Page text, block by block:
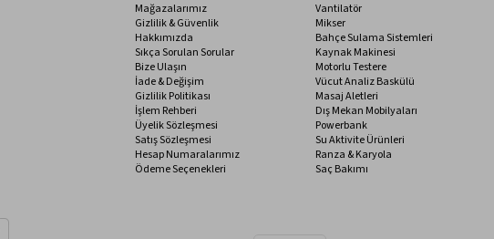
Mağazalarımız
Gizlilik & Güvenlik
Hakkımızda
Sıkça Sorulan Sorular
Bize Ulaşın
İade & Değişim
Gizlilik Politikası
İşlem Rehberi
Üyelik Sözleşmesi
Satış Sözleşmesi
Hesap Numaralarımız
Ödeme Seçenekleri
Vantilatör
Mikser
Bahçe Sulama Sistemleri
Kaynak Makinesi
Motorlu Testere
Vücut Analiz Baskülü
Masaj Aletleri
Dış Mekan Mobilyaları
Powerbank
Su Aktivite Ürünleri
Ranza & Karyola
Saç Bakımı